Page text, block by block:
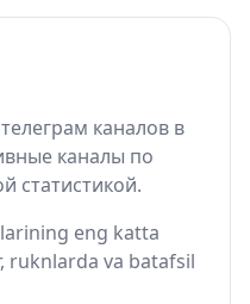
каналов в
каналы по
статистикой.
eng katta
ruknlarda va batafsil